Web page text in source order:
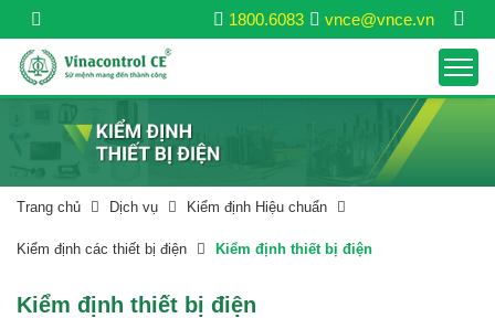
vnce@vnce.vn
1800.6083
Trang chủ Dịch vụ Kiểm định Hiệu chuẩn
Kiểm định các thiết bị điện Kiểm định thiết bị điện
Kiểm định thiết bị điện